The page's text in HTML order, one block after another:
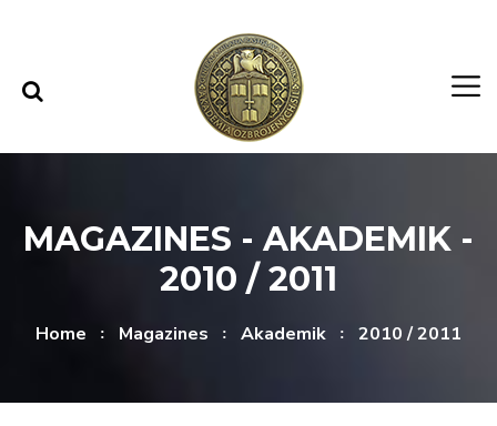
MAGAZINES - AKADEMIK -
2010 / 2011
Home Magazines Akademik 2010 / 2011